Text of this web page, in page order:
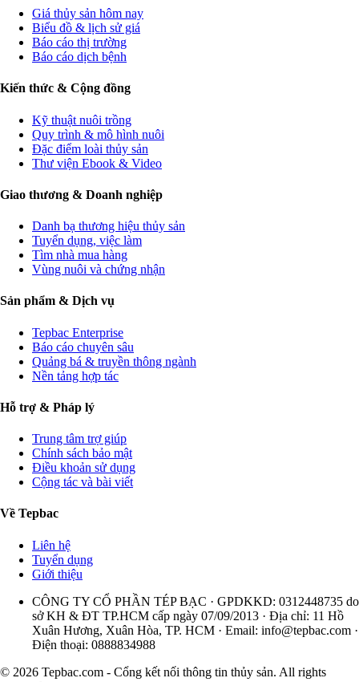
Giá thủy sản hôm nay
Biểu đồ & lịch sử giá
Báo cáo thị trường
Báo cáo dịch bệnh
Kiến thức & Cộng đồng
Kỹ thuật nuôi trồng
Quy trình & mô hình nuôi
Đặc điểm loài thủy sản
Thư viện Ebook & Video
Giao thương & Doanh nghiệp
Danh bạ thương hiệu thủy sản
Tuyển dụng, việc làm
Tìm nhà mua hàng
Vùng nuôi và chứng nhận
Sản phẩm & Dịch vụ
Tepbac Enterprise
Báo cáo chuyên sâu
Quảng bá & truyền thông ngành
Nền tảng hợp tác
Hỗ trợ & Pháp lý
Trung tâm trợ giúp
Chính sách bảo mật
Điều khoản sử dụng
Cộng tác và bài viết
Về Tepbac
Liên hệ
Tuyển dụng
Giới thiệu
CÔNG TY CỔ PHẦN TÉP BẠC · GPDKKD: 0312448735 do
sở KH & ĐT TP.HCM cấp ngày 07/09/2013 · Địa chỉ: 11 Hồ
Xuân Hương, Xuân Hòa, TP. HCM · Email: info@tepbac.com ·
Điện thoại: 0888834988
© 2026 Tepbac.com - Cổng kết nối thông tin thủy sản. All rights